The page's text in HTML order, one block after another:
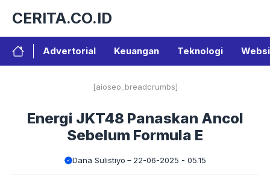
isi
CERITA.CO.ID
Advertorial Keuangan Teknologi
[aioseo_breadcrumbs]
Energi JKT48 Panaskan Ancol
Sebelum Formula E
Dana Sulistiyo 22-06-2025 - 05.15